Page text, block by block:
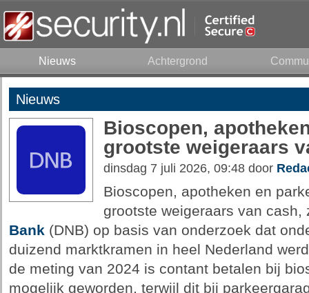
Nieuws Achtergrond
Nieuws
Bioscopen,
grootste weigeraars
dinsdag 7 juli 2026, 09:48 door
Bioscopen, apotheken en
grootste weigeraars van
Bank(DNB) op basis van onderzoek dat
duizend marktkramen in heel Nederland
de meting van 2024 is contant betalen bij
mogelijk geworden, terwijl dit bij